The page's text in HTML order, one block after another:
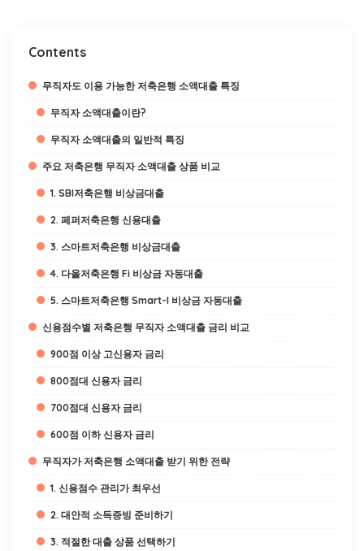
Contents
무직자도 이용 가능한 저축은행 소액대출 특징
무직자 소액대출이란?
무직자 소액대출의 일반적 특징
주요 저축은행 무직자 소액대출 상품 비교
1. SBI저축은행 비상금대출
2. 페퍼저축은행 신용대출
3. 스마트저축은행 비상금대출
4. 다올저축은행 Fi 비상금 자동대출
5. 스마트저축은행 Smart-I 비상금 자동대출
신용점수별 저축은행 무직자 소액대출 금리 비교
900점 이상 고신용자 금리
800점대 신용자 금리
700점대 신용자 금리
600점 이하 신용자 금리
무직자가 저축은행 소액대출 받기 위한 전략
1. 신용점수 관리가 최우선
2. 대안적 소득증빙 준비하기
3. 적절한 대출 상품 선택하기